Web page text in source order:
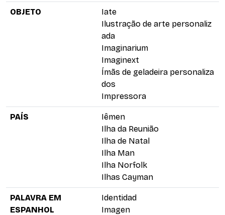
OBJETO
Iate
Ilustração de arte personaliz
ada
Imaginarium
Imaginext
Ímãs de geladeira personaliza
dos
Impressora
PAÍS
Iêmen
Ilha da Reunião
Ilha de Natal
Ilha Man
Ilha Norfolk
Ilhas Cayman
PALAVRA EM
ESPANHOL
Identidad
Imagen